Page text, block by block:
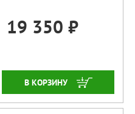
19 350 ₽
ЗАКАЗАТЬ